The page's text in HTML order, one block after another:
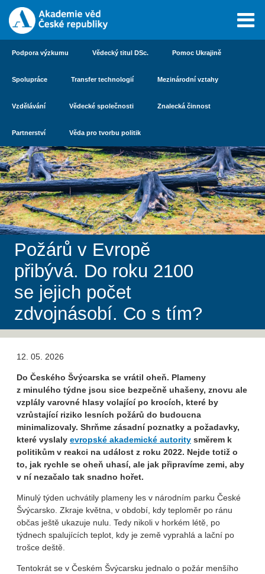
Podpora výzkumu Vědecký titul DSc. Pomoc Ukrajině
Spolupráce Transfer technologií Mezinárodní vztahy
Vzdělávání Vědecké společnosti Znalecká činnost
Partnerství Věda pro tvorbu politik
Požárů v Evropě
přibývá. Do roku 2100
se jejich počet
zdvojnásobí. Co s tím?
12. 05. 2026
Do Českého Švýcarska se vrátil oheň. Plameny
z minulého týdne jsou sice bezpečně uhašeny, znovu ale
vzplály varovné hlasy volající po krocích, které by
vzrůstající riziko lesních požárů do budoucna
minimalizovaly. Shrňme zásadní poznatky a požadavky,
které vyslaly evropské akademické autority směrem k
politikům v reakci na událost z roku 2022. Nejde totiž o
to, jak rychle se oheň uhasí, ale jak připravíme zemi, aby
v ní nezačalo tak snadno hořet.
Minulý týden uchvátily plameny les v národním parku České
Švýcarsko. Zkraje května, v období, kdy teploměr po ránu
občas ještě ukazuje nulu. Tedy nikoli v horkém létě, po
týdnech spalujících teplot, kdy je země vyprahlá a lační po
trošce deště.
Tentokrát se v Českém Švýcarsku jednalo o požár menšího